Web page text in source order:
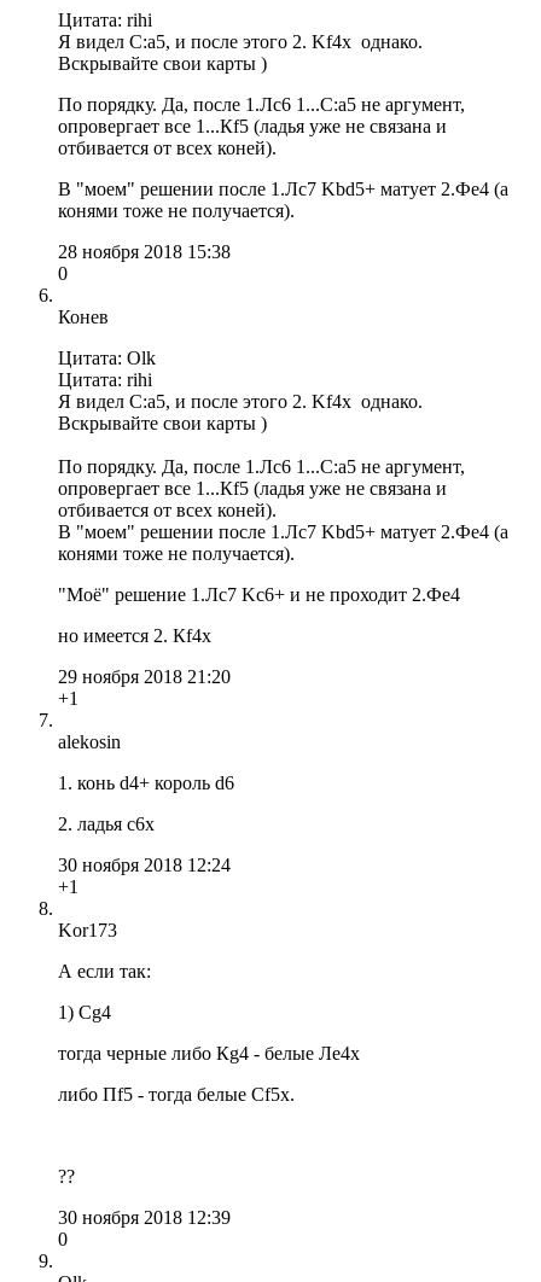
Цитата: rihi
Я видел С:а5, и после этого 2. Kf4x однако.
Вскрывайте свои карты )
По порядку. Да, после 1.Лс6 1...С:a5 не аргумент,
опровергает все 1...Кf5 (ладья уже не связана и
отбивается от всех коней).
В "моем" решении после 1.Лс7 Kbd5+ матует 2.Фe4 (а
конями тоже не получается).
28 ноября 2018 15:38
0
Конев
Цитата: Olk
Цитата: rihi
Я видел С:а5, и после этого 2. Kf4x однако.
Вскрывайте свои карты )
По порядку. Да, после 1.Лс6 1...С:a5 не аргумент,
опровергает все 1...Кf5 (ладья уже не связана и
отбивается от всех коней).
В "моем" решении после 1.Лс7 Kbd5+ матует 2.Фe4 (а
конями тоже не получается).
"Моё" решение 1.Лс7 Kс6+ и не проходит 2.Фe4
но имеется 2. Кf4х
29 ноября 2018 21:20
+1
alekosin
1. конь d4+ король d6
2. ладья c6х
30 ноября 2018 12:24
+1
Kor173
А если так:
1) Сg4
тогда черные либо Кg4 - белые Лe4x
либо Пf5 - тогда белые Сf5x.
??
30 ноября 2018 12:39
0